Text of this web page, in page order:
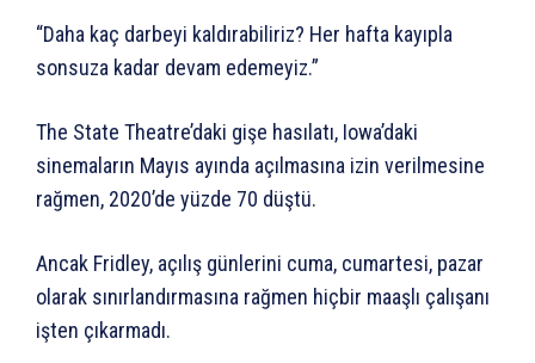
“Daha kaç darbeyi kaldırabiliriz? Her hafta kayıpla
sonsuza kadar devam edemeyiz.”
The State Theatre’daki gişe hasılatı, Iowa’daki
sinemaların Mayıs ayında açılmasına izin verilmesine
rağmen, 2020’de yüzde 70 düştü.
Ancak Fridley, açılış günlerini cuma, cumartesi, pazar
olarak sınırlandırmasına rağmen hiçbir maaşlı çalışanı
işten çıkarmadı.